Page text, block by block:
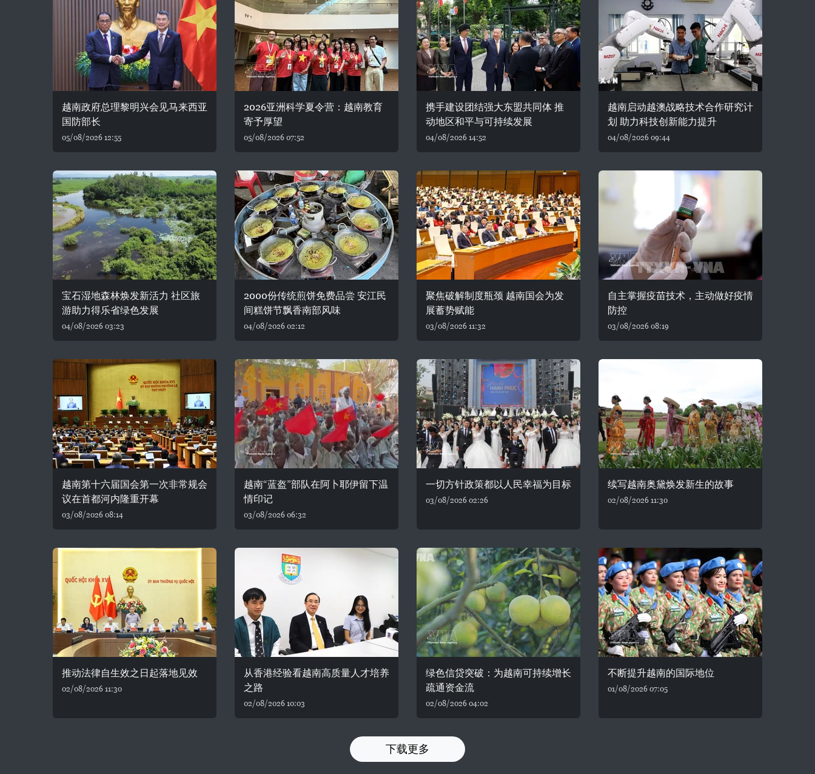
越南政府总理黎明兴会见马来西亚
国防部长
05/08/2026 12:55
2026亚洲科学夏令营：越南教育
寄予厚望
05/08/2026 07:52
携手建设团结强大东盟共同体 推
动地区和平与可持续发展
04/08/2026 14:52
越南启动越澳战略技术合作研究计
划 助力科技创新能力提升
04/08/2026 09:44
宝石湿地森林焕发新活力 社区旅
游助力得乐省绿色发展
04/08/2026 03:23
2000份传统煎饼免费品尝 安江民
间糕饼节飘香南部风味
04/08/2026 02:12
聚焦破解制度瓶颈 越南国会为发
展蓄势赋能
03/08/2026 11:32
自主掌握疫苗技术，主动做好疫情
防控
03/08/2026 08:19
越南第十六届国会第一次非常规会
议在首都河内隆重开幕
03/08/2026 08:14
越南“蓝盔”部队在阿卜耶伊留下温
情印记
03/08/2026 06:32
一切方针政策都以人民幸福为目标
03/08/2026 02:26
续写越南奥黛焕发新生的故事
02/08/2026 11:30
推动法律自生效之日起落地见效
02/08/2026 11:30
从香港经验看越南高质量人才培养
之路
02/08/2026 10:03
绿色信贷突破：为越南可持续增长
疏通资金流
02/08/2026 04:02
不断提升越南的国际地位
01/08/2026 07:05
下载更多